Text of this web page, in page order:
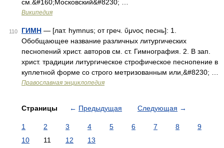
см.&#160;Московский&#8230; …
Википедия
110 ГИМН — [лат. hymnus; от греч. ὕμνος песнь]: 1.
Обобщающее название различных литургических
песнопений христ. авторов см. ст. Гимнография. 2. В зап.
христ. традиции литургическое строфическое песнопение в
куплетной форме со строго метризованным или,&#8230; …
Православная энциклопедия
Страницы ← Предыдущая Следующая →
1 2 3 4 5 6 7 8
9
10
11 12 13